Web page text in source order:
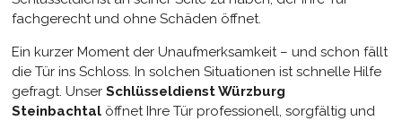
fachgerecht und ohne Schäden öffnet.
Ein kurzer Moment der Unaufmerksamkeit – und schon fällt
die Tür ins Schloss. In solchen Situationen ist schnelle Hilfe
gefragt. Unser Schlüsseldienst Würzburg
Steinbachtal öffnet Ihre Tür professionell, sorgfältig und